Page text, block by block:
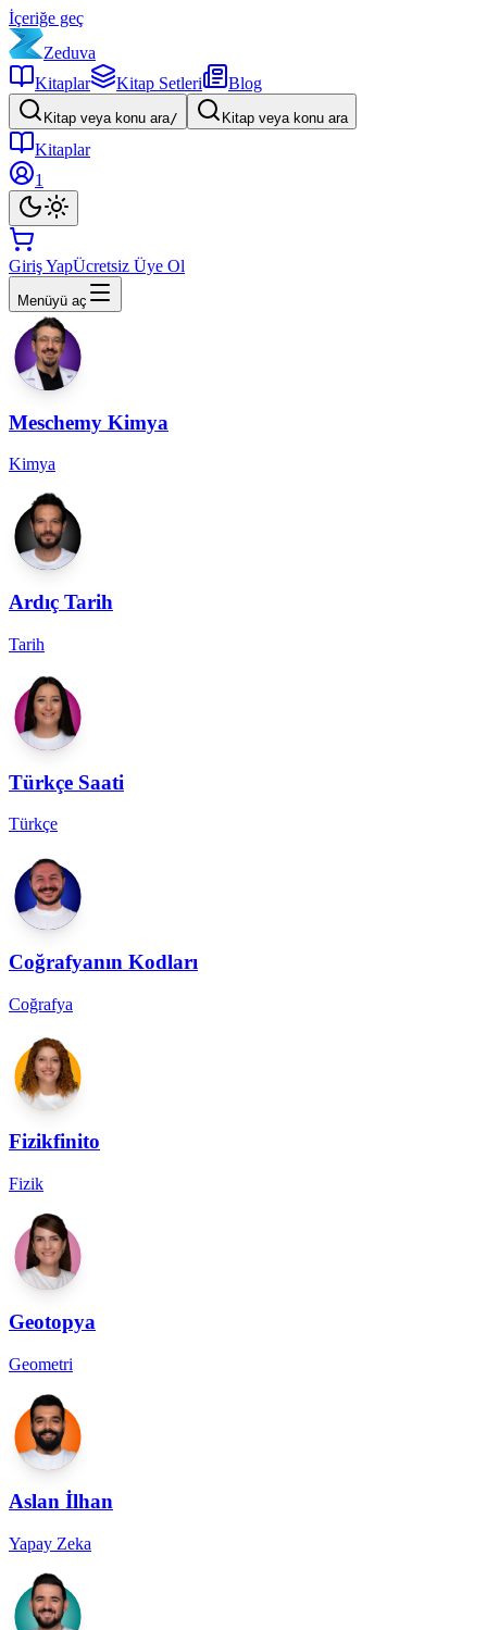
İçeriğe geç
Zeduva
Kitaplar
Kitap Setleri Blog
Kitap veya konu ara/ Kitap veya konu ara
Kitaplar
1
Giriş YapÜcretsiz Üye Ol
Menüyü aç
Meschemy Kimya
Kimya
Ardıç Tarih
Tarih
Türkçe Saati
Türkçe
Coğrafyanın Kodları
Coğrafya
Fizikfinito
Fizik
Geotopya
Geometri
Aslan İlhan
Yapay Zeka